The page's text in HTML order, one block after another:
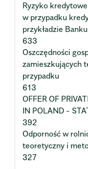
Ryzyko
w przypadku
przykładzie
633
Oszczędności
zamieszkujących
przypadku
613
OFFER OF
IN POLAND -
392
Odporność w
teoretyczny i
327